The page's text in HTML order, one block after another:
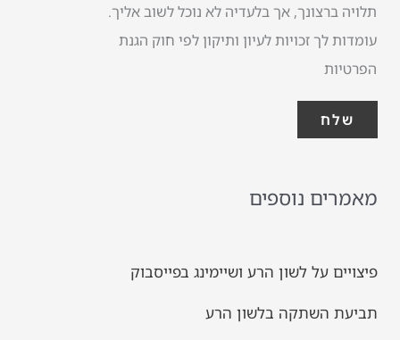
תלויה ברצונך, אך בלעדיה לא נוכל לשוב אליך.
עומדות לך זכויות לעיון ותיקון לפי חוק הגנת
הפרטיות
שלח
מאמרים נוספים
פיצויים על לשון הרע ושיימינג בפייסבוק
תביעת השתקה בלשון הרע